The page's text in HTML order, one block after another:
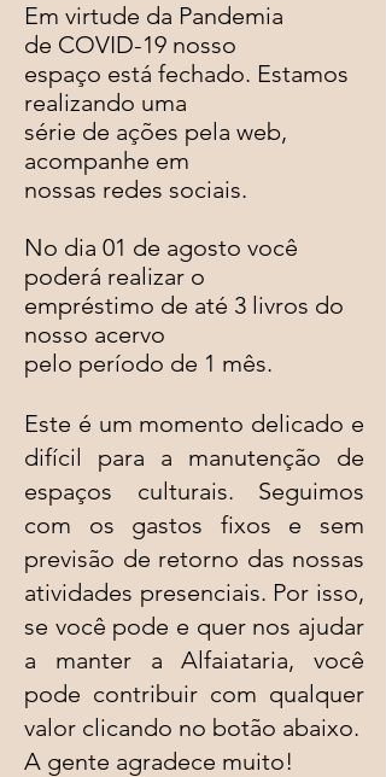
Em virtude da Pandemia
de COVID-19 nosso
espaço está fechado. Estamos
realizando uma
série de ações pela web,
acompanhe em
nossas redes sociais.
No dia 01 de agosto você
poderá realizar o
empréstimo de até 3 livros do
nosso acervo
pelo período de 1 mês.
Este é um momento delicado e
difícil para a manutenção de
espaços culturais. Seguimos
com os gastos fixos e sem
previsão de retorno das nossas
atividades presenciais. Por isso,
se você pode e quer nos ajudar
a manter a Alfaiataria, você
pode contribuir com qualquer
valor clicando no botão abaixo.
A gente agradece muito!